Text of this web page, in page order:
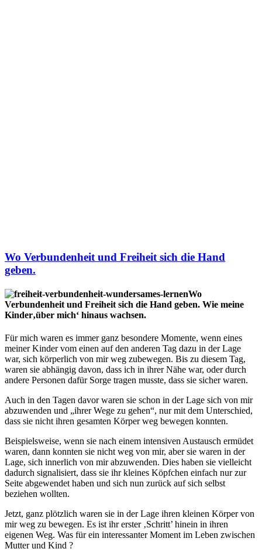
Wo Verbundenheit und Freiheit sich die Hand
geben.
Wo
Verbundenheit und Freiheit sich die Hand geben. Wie meine
Kinder‚über mich‘ hinaus wachsen.
Für mich waren es immer ganz besondere Momente, wenn eines
meiner Kinder vom einen auf den anderen Tag dazu in der Lage
war, sich körperlich von mir weg zubewegen. Bis zu diesem Tag,
waren sie abhängig davon, dass ich in ihrer Nähe war, oder durch
andere Personen dafür Sorge tragen musste, dass sie sicher waren.
Auch in den Tagen davor waren sie schon in der Lage sich von mir
abzuwenden und „ihrer Wege zu gehen“, nur mit dem Unterschied,
dass sie nicht ihren gesamten Körper weg bewegen konnten.
Beispielsweise, wenn sie nach einem intensiven Austausch ermüdet
waren, dann konnten sie nicht weg von mir, aber sie waren in der
Lage, sich innerlich von mir abzuwenden. Dies haben sie vielleicht
dadurch signalisiert, dass sie ihr kleines Köpfchen einfach nur zur
Seite abgewendet haben und sich nun zurück auf sich selbst
beziehen wollten.
Jetzt, ganz plötzlich waren sie in der Lage ihren kleinen Körper von
mir weg zu bewegen. Es ist ihr erster ‚Schritt’ hinein in ihren
eigenen Weg. Was für ein interessanter Moment im Leben zwischen
Mutter und Kind ?